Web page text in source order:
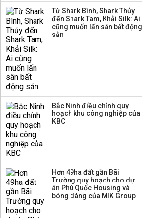
Việt Nam muốn phát
triển quỹ hưu trí: Từ tiết
kiệm gia đình thành
Từ Shark Bình, Shark Thủy
đến Shark Tam, Khải Silk: Ai
cũng muốn lấn sân bất động
sản
Bắc Ninh điều chỉnh quy
hoạch khu công nghiệp của
KBC
Hơn 49ha đất gần Bãi
Trường quy hoạch cho dự
án Phú Quốc Housing và
bóng dáng của MIK Group